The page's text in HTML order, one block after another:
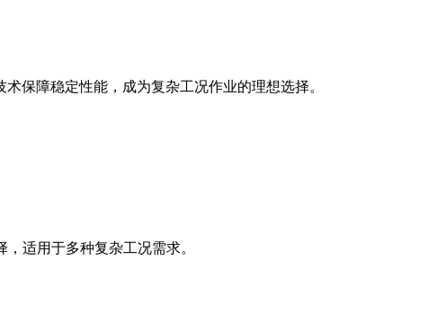
保障稳定性能，成为复杂工况作业的理想选择。
适用于多种复杂工况需求。